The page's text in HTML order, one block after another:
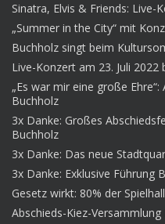
Sinatra, Elvis & Friends: Live-
„Summer in the City“ mit
Buchholz singt beim
Live-Konzert am 23. Juli
„Es war mir eine große
Buchholz
3x Danke: Großes
Buchholz
3x Danke: Das neue
3x Danke: Exklusive Führung
Gesetz wirkt: 80% der
Abschieds-Kiez-